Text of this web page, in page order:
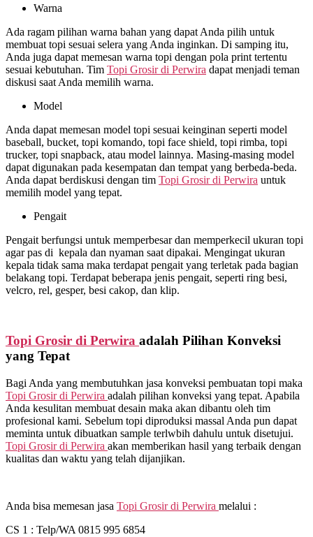
Warna
Ada ragam pilihan warna bahan yang dapat Anda pilih untuk
membuat topi sesuai selera yang Anda inginkan. Di samping itu,
Anda juga dapat memesan warna topi dengan pola print tertentu
sesuai kebutuhan. Tim Topi Grosir di Perwira dapat menjadi teman
diskusi saat Anda memilih warna.
Model
Anda dapat memesan model topi sesuai keinginan seperti model
baseball, bucket, topi komando, topi face shield, topi rimba, topi
trucker, topi snapback, atau model lainnya. Masing-masing model
dapat digunakan pada kesempatan dan tempat yang berbeda-beda.
Anda dapat berdiskusi dengan tim Topi Grosir di Perwira untuk
memilih model yang tepat.
Pengait
Pengait berfungsi untuk memperbesar dan memperkecil ukuran topi
agar pas di kepala dan nyaman saat dipakai. Mengingat ukuran
kepala tidak sama maka terdapat pengait yang terletak pada bagian
belakang topi. Terdapat beberapa jenis pengait, seperti ring besi,
velcro, rel, gesper, besi cakop, dan klip.
Topi Grosir di Perwira adalah Pilihan Konveksi
yang Tepat
Bagi Anda yang membutuhkan jasa konveksi pembuatan topi maka
Topi Grosir di Perwira adalah pilihan konveksi yang tepat. Apabila
Anda kesulitan membuat desain maka akan dibantu oleh tim
profesional kami. Sebelum topi diproduksi massal Anda pun dapat
meminta untuk dibuatkan sample terlwbih dahulu untuk disetujui.
Topi Grosir di Perwira akan memberikan hasil yang terbaik dengan
kualitas dan waktu yang telah dijanjikan.
Anda bisa memesan jasa Topi Grosir di Perwira melalui :
CS 1 : Telp/WA 0815 995 6854